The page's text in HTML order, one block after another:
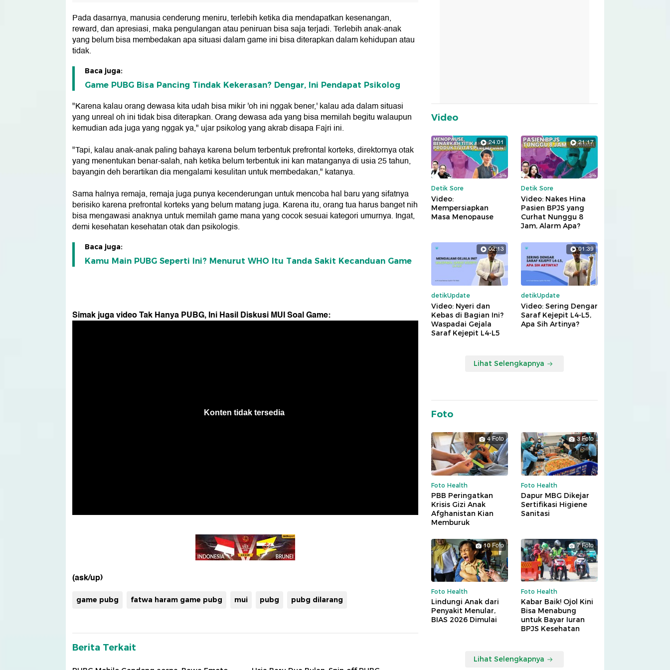
Pada dasarnya, manusia cenderung meniru, terlebih ketika dia mendapatkan kesenangan,
reward, dan apresiasi, maka pengulangan atau peniruan bisa saja terjadi. Terlebih anak-anak
yang belum bisa membedakan apa situasi dalam game ini bisa diterapkan dalam kehidupan atau
tidak.
Baca juga:
Game PUBG Bisa Pancing Tindak Kekerasan? Dengar, Ini Pendapat Psikolog
"Karena kalau orang dewasa kita udah bisa mikir 'oh ini nggak bener,' kalau ada dalam situasi
yang unreal oh ini tidak bisa diterapkan. Orang dewasa ada yang bisa memilah begitu walaupun
kemudian ada juga yang nggak ya," ujar psikolog yang akrab disapa Fajri ini.
"Tapi, kalau anak-anak paling bahaya karena belum terbentuk prefrontal korteks, direktornya otak
yang menentukan benar-salah, nah ketika belum terbentuk ini kan matanganya di usia 25 tahun,
bayangin deh berartikan dia mengalami kesulitan untuk membedakan," katanya.
Sama halnya remaja, remaja juga punya kecenderungan untuk mencoba hal baru yang sifatnya
berisiko karena prefrontal korteks yang belum matang juga. Karena itu, orang tua harus banget nih
bisa mengawasi anaknya untuk memilah game mana yang cocok sesuai kategori umurnya. Ingat,
demi kesehatan kesehatan otak dan psikologis.
Baca juga:
Kamu Main PUBG Seperti Ini? Menurut WHO Itu Tanda Sakit Kecanduan Game
Simak juga video Tak Hanya PUBG, Ini Hasil Diskusi MUI Soal Game:
(ask/up)
game pubg fatwa haram game pubg mui pubg pubg dilarang
Berita Terkait
Video
24:01
Detik Sore
Video:
Mempersiapkan
Masa Menopause
21:17
Detik Sore
Video: Nakes Hina
Pasien BPJS yang
Curhat Nunggu 8
Jam, Alarm Apa?
02:13
detikUpdate
Video: Nyeri dan
Kebas di Bagian Ini?
Waspadai Gejala
Saraf Kejepit L4-L5
01:39
detikUpdate
Video: Sering Dengar
Saraf Kejepit L4-L5,
Apa Sih Artinya?
Lihat Selengkapnya
Foto
4 Foto
Foto Health
PBB Peringatkan
Krisis Gizi Anak
Afghanistan Kian
Memburuk
3 Foto
Foto Health
Dapur MBG Dikejar
Sertifikasi Higiene
Sanitasi
10 Foto
Foto Health
Lindungi Anak dari
Penyakit Menular,
BIAS 2026 Dimulai
7 Foto
Foto Health
Kabar Baik! Ojol Kini
Bisa Menabung
untuk Bayar Iuran
BPJS Kesehatan
Lihat Selengkapnya